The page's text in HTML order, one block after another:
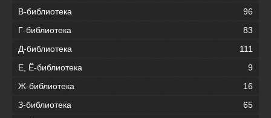
В-библиотека
96
Г-библиотека
83
Д-библиотека
111
Е, Ё-библиотека
9
Ж-библиотека
16
З-библиотека
65